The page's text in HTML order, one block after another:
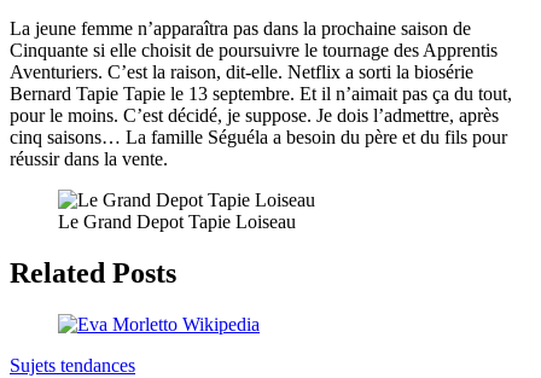
La jeune femme n’apparaîtra pas dans la prochaine saison de
Cinquante si elle choisit de poursuivre le tournage des Apprentis
Aventuriers. C’est la raison, dit-elle. Netflix a sorti la biosérie
Bernard Tapie Tapie le 13 septembre. Et il n’aimait pas ça du tout,
pour le moins. C’est décidé, je suppose. Je dois l’admettre, après
cinq saisons… La famille Séguéla a besoin du père et du fils pour
réussir dans la vente.
Le Grand Depot Tapie Loiseau
Related Posts
Sujets tendances